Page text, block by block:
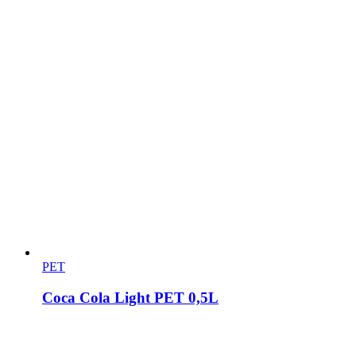
PET
Coca Cola Light PET 0,5L